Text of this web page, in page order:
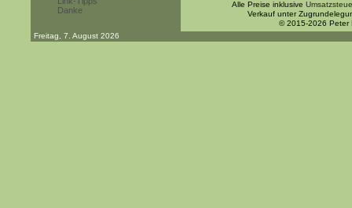
Danke
Alle Preise inklusive
Verkauf unter
© 2015-2026 Peter
Freitag, 7. August 2026